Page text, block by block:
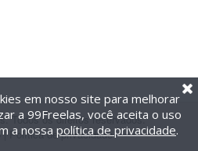
Todos os direitos reservados.
| Política de privacidade
em nosso site para melhorar
a 99Freelas, você aceita o uso
a nossa política de privacidade.